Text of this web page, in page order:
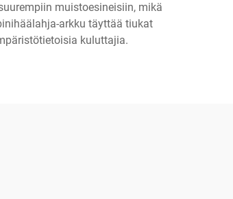
muistoesineisiin, mikä
arkku täyttää tiukat
kuluttajia.